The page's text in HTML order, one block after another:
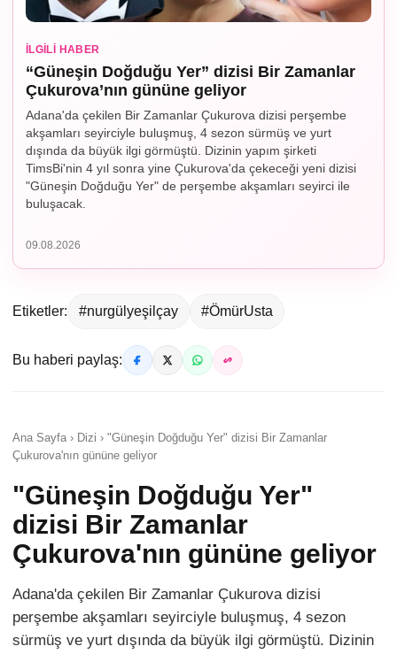
İLGILI HABER
“Güneşin Doğduğu Yer” dizisi Bir Zamanlar
Çukurova’nın gününe geliyor
Adana'da çekilen Bir Zamanlar Çukurova dizisi perşembe
akşamları seyirciyle buluşmuş, 4 sezon sürmüş ve yurt
dışında da büyük ilgi görmüştü. Dizinin yapım şirketi
TimsBi'nin 4 yıl sonra yine Çukurova'da çekeceği yeni dizisi
"Güneşin Doğduğu Yer" de perşembe akşamları seyirci ile
buluşacak.
09.08.2026
Etiketler: #nurgülyeşilçay #ÖmürUsta
Bu haberi paylaş:
Ana Sayfa › Dizi › "Güneşin Doğduğu Yer" dizisi Bir Zamanlar
Çukurova'nın gününe geliyor
"Güneşin Doğduğu Yer"
dizisi Bir Zamanlar
Çukurova'nın gününe geliyor
Adana'da çekilen Bir Zamanlar Çukurova dizisi
perşembe akşamları seyirciyle buluşmuş, 4 sezon
sürmüş ve yurt dışında da büyük ilgi görmüştü. Dizinin